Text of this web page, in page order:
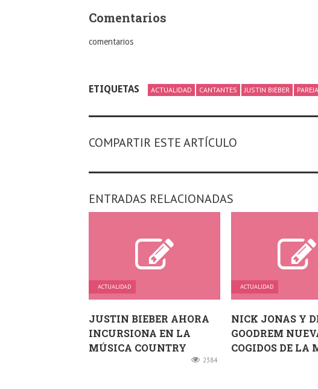
Comentarios
comentarios
ETIQUETAS ACTUALIDAD CANTANTES JUSTIN BIEBER PAREJA
COMPARTIR ESTE ARTÍCULO
ENTRADAS RELACIONADAS
ACTUALIDAD
JUSTIN BIEBER AHORA
INCURSIONA EN LA
MÚSICA COUNTRY
2384
ACTUALIDAD
NICK JONAS Y
GOODREM
COGIDOS DE LA